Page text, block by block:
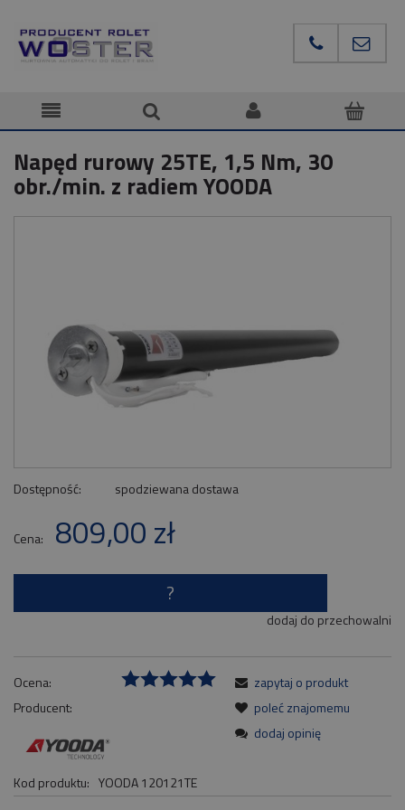
Napęd rurowy 25TE, 1,5 Nm, 30
obr./min. z radiem YOODA
Dostępność: spodziewana dostawa
Cena: 809,00 zł
?
dodaj do przechowalni
Ocena:
Producent:
Kod produktu: YOODA 120121TE
zapytaj o produkt
poleć znajomemu
dodaj opinię